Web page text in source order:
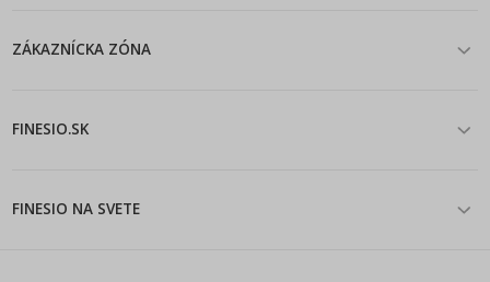
ZÁKAZNÍCKA ZÓNA
FINESIO.SK
FINESIO NA SVETE